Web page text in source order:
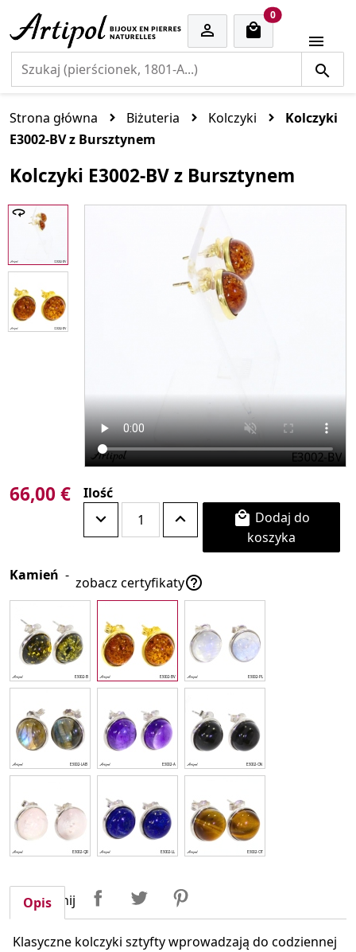

0cart items

Strona główna Biżuteria Kolczyki
Kolczyki
E3002-BV z Bursztynem
Kolczyki E3002-BV z Bursztynem
66,00 € Ilość

koszyka
Kamień - zobacz certyfikaty
Udostępnij UdostępnijTweetuj
Opis
Klasyczne kolczyki sztyfty wprowadzają do codziennej